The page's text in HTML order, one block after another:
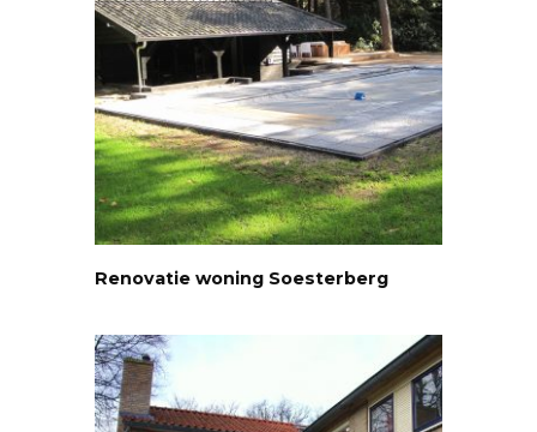
Renovatie woning Soesterberg